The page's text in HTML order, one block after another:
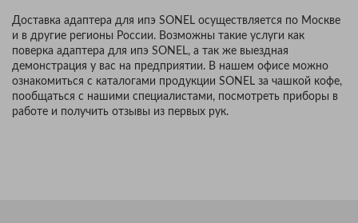
Доставка адаптера для ипэ SONEL осуществляется по Москве
и в другие регионы России. Возможны такие услуги как
поверка адаптера для ипэ SONEL, а так же выездная
демонстрация у вас на предприятии. В нашем офисе можно
ознакомиться с каталогами продукции SONEL за чашкой кофе,
пообщаться с нашими специалистами, посмотреть приборы в
работе и получить отзывы из первых рук.